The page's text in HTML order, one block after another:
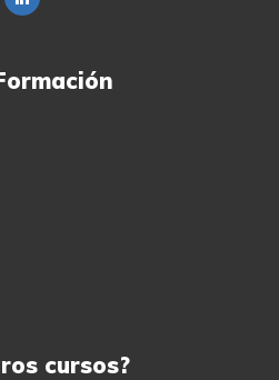
cursos?